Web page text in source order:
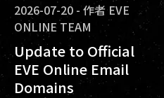
2026-07-20 - 作者 EVE
ONLINE TEAM
Update to Official
EVE Online Email
Domains